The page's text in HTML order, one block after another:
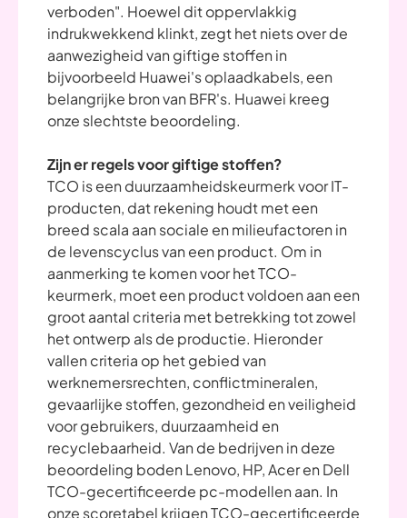
verboden". Hoewel dit oppervlakkig
indrukwekkend klinkt, zegt het niets over de
aanwezigheid van giftige stoffen in
bijvoorbeeld Huawei's oplaadkabels, een
belangrijke bron van BFR's. Huawei kreeg
onze slechtste beoordeling.
Zijn er regels voor giftige stoffen?
TCO is een duurzaamheidskeurmerk voor IT-
producten, dat rekening houdt met een
breed scala aan sociale en milieufactoren in
de levenscyclus van een product. Om in
aanmerking te komen voor het TCO-
keurmerk, moet een product voldoen aan een
groot aantal criteria met betrekking tot zowel
het ontwerp als de productie. Hieronder
vallen criteria op het gebied van
werknemersrechten, conflictmineralen,
gevaarlijke stoffen, gezondheid en veiligheid
voor gebruikers, duurzaamheid en
recyclebaarheid. Van de bedrijven in deze
beoordeling boden Lenovo, HP, Acer en Dell
TCO-gecertificeerde pc-modellen aan. In
onze scoretabel krijgen TCO-gecertificeerde